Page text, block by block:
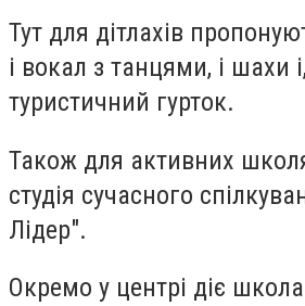
Тут для дітлахів
і вокал з танцями, і шахи
туристичний гурток.
Також для активних
студія сучасного
Лідер".
Окремо у центрі діє